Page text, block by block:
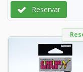
Reservar